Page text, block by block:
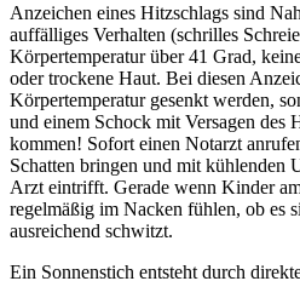
Anzeichen eines Hitzschlags sind
auffälliges Verhalten (schrilles
Körpertemperatur über 41 Grad,
oder trockene Haut. Bei diesen
Körpertemperatur gesenkt werden,
und einem Schock mit Versagen des
kommen! Sofort einen Notarzt
Schatten bringen und mit kühlenden
Arzt eintrifft. Gerade wenn Kinder
regelmäßig im Nacken fühlen, ob es
ausreichend schwitzt.
Ein Sonnenstich entsteht durch